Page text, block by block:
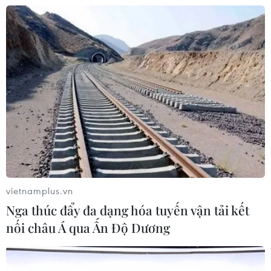
04/08/2026 14:55
Khởi tố vụ buôn bán hàng giả mạo
nhãn hiệu nổi tiếng tại Đắk Lắk
04/08/2026 14:34
Ba tỉnh biên giới đề xuất giải pháp
tăng hiệu quả chống buôn lậu thuốc
lá
04/08/2026 14:20
Xử phạt người đăng tải tin sai sự thật
về Dự án Trục đại lộ cảnh quan sông
Hồng
vietnamplus.vn
Nga thúc đẩy đa dạng hóa tuyến vận tải kết
nối châu Á qua Ấn Độ Dương